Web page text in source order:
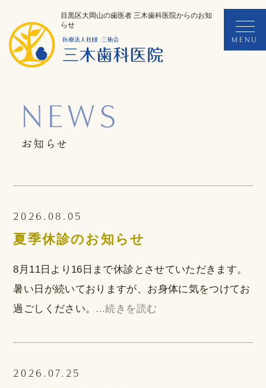
目黒区大岡山の歯医者 三木歯科医院からのお知
らせ
NEWS
お知らせ
2026.08.05
夏季休診のお知らせ
8月11日より16日まで休診とさせていただきます。
暑い日が続いておりますが、お身体に気をつけてお
過ごしください。 ...続きを読む
2026.07.25